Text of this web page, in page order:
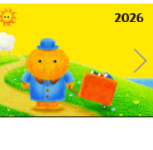
Ne
xt